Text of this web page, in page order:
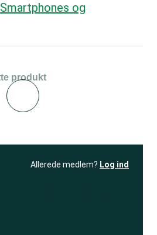
Smartphones og
produkt
Allerede medlem? Log ind